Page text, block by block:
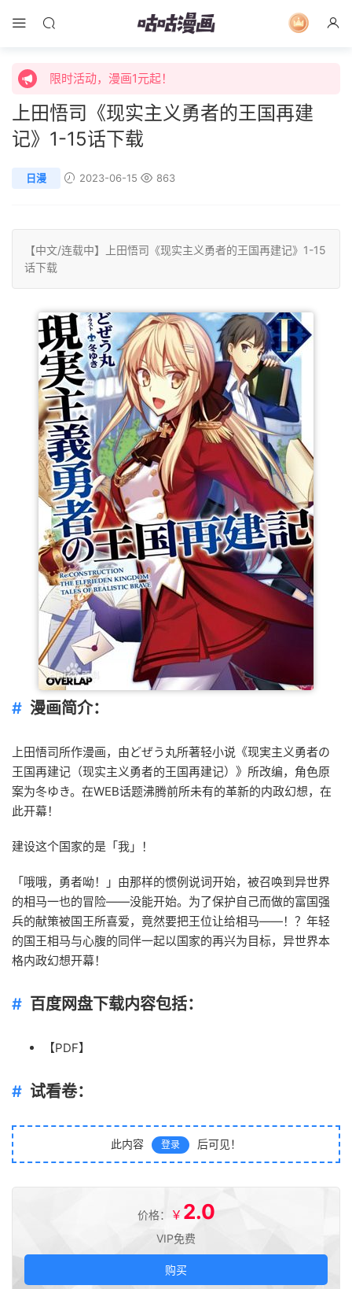
限时活动，漫画1元起！
限时活动，漫画1元起！
限时特价购买终身会员享受全站免费体验！
上田悟司《现实主义勇者的王国再建
记》1-15话下载
日漫 2023-06-15 863
【中文/连载中】 上田悟司 《现实主义勇者的王国再建记》1-15
话下载
漫画简介：
上田悟司所作漫画，由どぜう丸所著轻小说《现実主义勇者の
王国再建记（现实主义勇者的王国再建记）》所改编，角色原
案为冬ゆき。在WEB话题沸腾前所未有的革新的内政幻想，在
此开幕！
建设这个国家的是「我」！
「哦哦，勇者呦！」由那样的惯例说词开始，被召唤到异世界
的相马一也的冒险――没能开始。为了保护自己而做的富国强
兵的献策被国王所喜爱，竟然要把王位让给相马——！？年轻
的国王相马与心腹的同伴一起以国家的再兴为目标，异世界本
格内政幻想开幕！
百度网盘下载内容包括：
【PDF】
试看卷：
此内容 登录 后可见！
价格： ￥2.0
VIP免费
购买